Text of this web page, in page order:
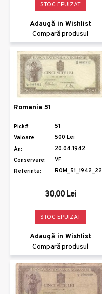
STOC EPUIZAT
Adaugă in Wishlist
Compară produsul
Romania 51
Pick#
51
Valoare:
500 Lei
An:
20.04.1942
Conservare:
VF
Referinta:
ROM_51_1942_22
30,00 Lei
STOC EPUIZAT
Adaugă in Wishlist
Compară produsul